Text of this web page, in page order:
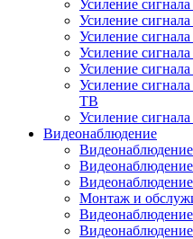
Усиление
Усиление
Усиление
Усиление
Усиление
Усиление
ТВ
Усиление
Видеонаблюдение
Видеонаблюдение
Видеонаблюдение
Монтаж и